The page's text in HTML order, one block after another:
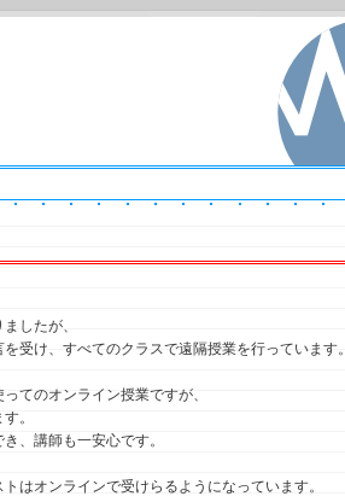
したが、
受け、すべてのクラスで遠隔授業を行っています。
てのオンライン授業ですが、
。
、講師も一安心です。
はオンラインで受けらるようになっています。